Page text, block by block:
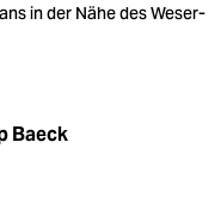
in der Nähe des Weser-
Baeck